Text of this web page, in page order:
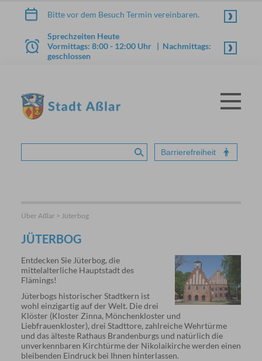
Zum Inhalt springen
Bitte vor dem Besuch Termin vereinbaren.
Sprechzeiten Heute
Vormittags: 8:00 - 12:00 Uhr | Nachmittags:
geschlossen
Menü
Suche absenden
Barrierefreiheit
Über Aßlar > Jüterbog
JÜTERBOG
Entdecken Sie Jüterbog, die
mittelalterliche Hauptstadt des
Flämings!
Jüterbogs historischer Stadtkern ist
wohl einzigartig auf der Welt. Die drei
Klöster (Kloster Zinna, Mönchenkloster und
Liebfrauenkloster), drei Stadttore, zahlreiche Wehrtürme
und das älteste Rathaus Brandenburgs und natürlich die
unverkennbaren Kirchtürme der Nikolaikirche werden einen
bleibenden Eindruck bei Ihnen hinterlassen.